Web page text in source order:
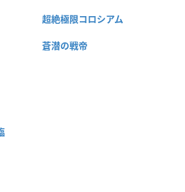
超絶極限コロシアム
蒼潜の戦帝